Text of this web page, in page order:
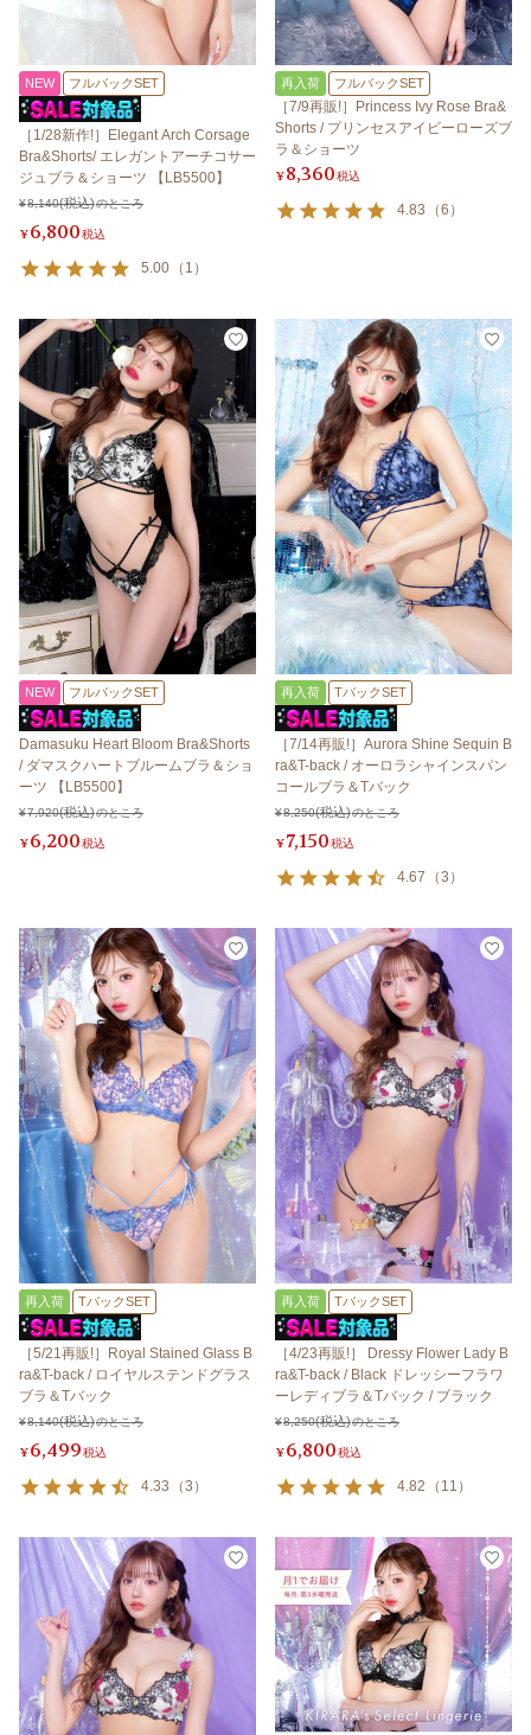
NEW フルバックSET
［1/28新作!］Elegant Arch Corsage
Bra&Shorts/ エレガントアーチコサー
ジュブラ＆ショーツ 【LB5500】
¥8,140 のところ
¥6,800税込
5.00 （ 1 ）
再入荷 フルバックSET
［7/9再販!］Princess Ivy Rose Bra&
Shorts / プリンセスアイビーローズブ
ラ＆ショーツ
¥8,360税込
4.83 （6 ）
NEW フルバックSET
Damasuku Heart Bloom Bra&Shorts
/ ダマスクハートブルームブラ＆ショ
ーツ 【LB5500】
¥7,920 のところ
¥6,200税込
再入荷 TバックSET
［7/14再販!］Aurora Shine Sequin B
ra&T-back / オーロラシャインスパン
コールブラ＆Tバック
¥8,250 のところ
¥7,150税込
4.67 （3 ）
再入荷 TバックSET
［5/21再販!］Royal Stained Glass B
ra&T-back / ロイヤルステンドグラス
ブラ＆Tバック
¥8,140 のところ
¥6,499税込
4.33 （3 ）
再入荷 TバックSET
［4/23再販!］ Dressy Flower Lady B
ra&T-back / Black ドレッシーフラワ
ーレディブラ＆Tバック / ブラック
¥8,250 のところ
¥6,800税込
4.82 （ 11 ）